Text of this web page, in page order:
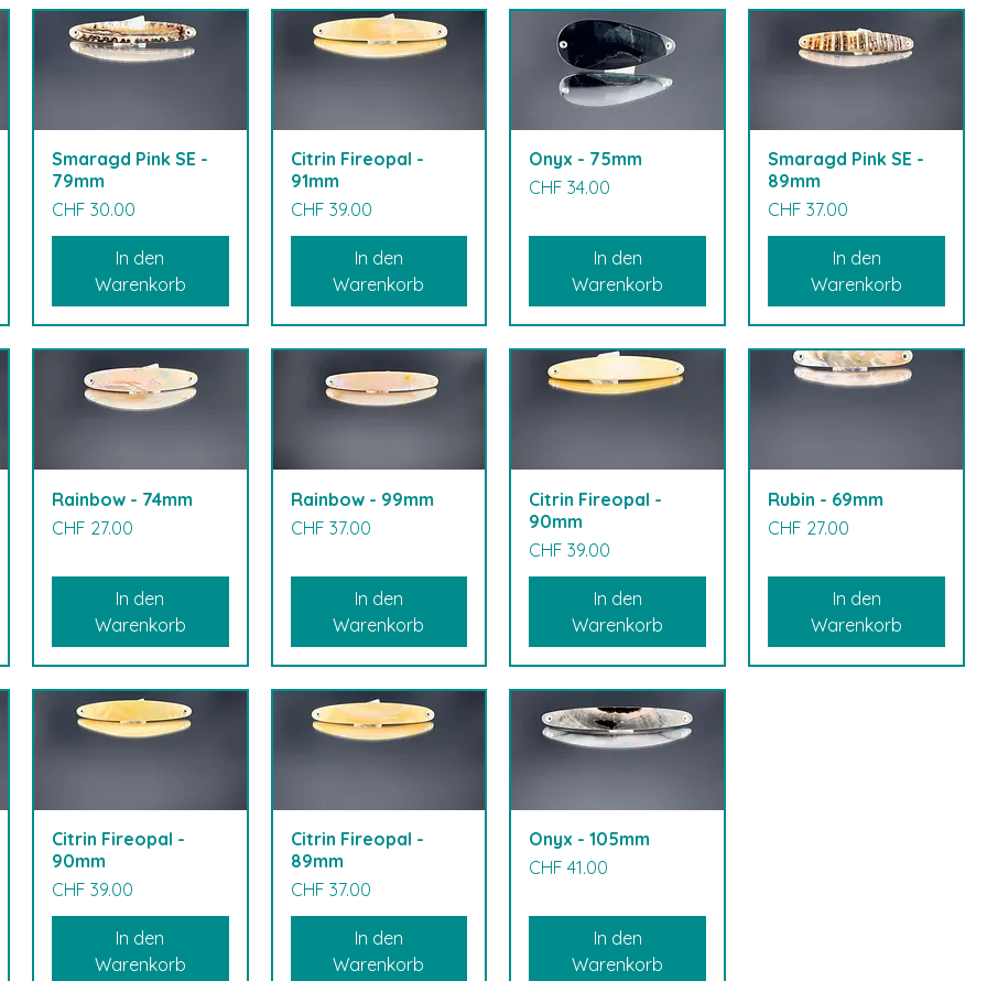
Smaragd Pink SE -
79mm
Preis
CHF 30.00
In den
Warenkorb
Citrin Fireopal -
91mm
Preis
CHF 39.00
In den
Warenkorb
Onyx - 75mm
Preis
CHF 34.00
In den
Warenkorb
Smaragd Pink SE -
89mm
Preis
CHF 37.00
In den
Warenkorb
Rainbow - 74mm
Preis
CHF 27.00
In den
Warenkorb
Rainbow - 99mm
Preis
CHF 37.00
In den
Warenkorb
Citrin Fireopal -
90mm
Preis
CHF 39.00
In den
Warenkorb
Rubin - 69mm
Preis
CHF 27.00
In den
Warenkorb
Citrin Fireopal -
90mm
Preis
CHF 39.00
In den
Warenkorb
Citrin Fireopal -
89mm
Preis
CHF 37.00
In den
Warenkorb
Onyx - 105mm
Preis
CHF 41.00
In den
Warenkorb